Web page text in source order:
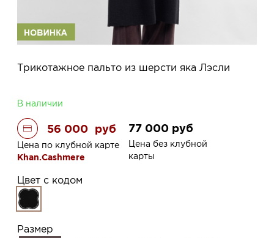
Трикотажное пальто из шерсти яка Лэсли
В наличии
56 000 руб
Цена по клубной карте
Khan.Cashmere
77 000 руб
Цена без клубной
карты
Цвет с кодом
Размер